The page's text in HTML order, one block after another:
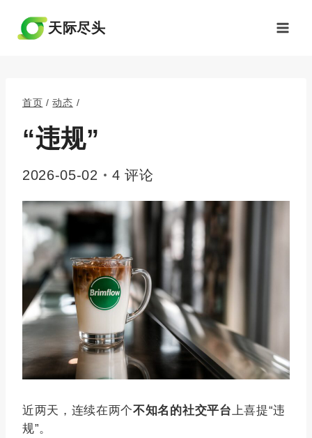
天际尽头
首页 / 动态 /
“违规”
2026-05-02 4 评论
近两天，连续在两个不知名的社交平台上喜提“违
规”。